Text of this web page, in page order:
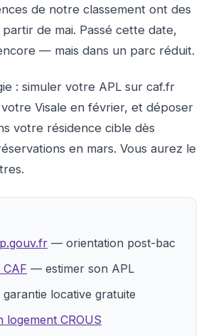
de notre classement ont des
de mai. Passé cette date,
— mais dans un parc réduit.
: simuler votre APL sur caf.fr
Visale en février, et déposer
votre résidence cible dès
en mars. Vous aurez le
— orientation post-bac
— estimer son APL
locative gratuite
logement CROUS